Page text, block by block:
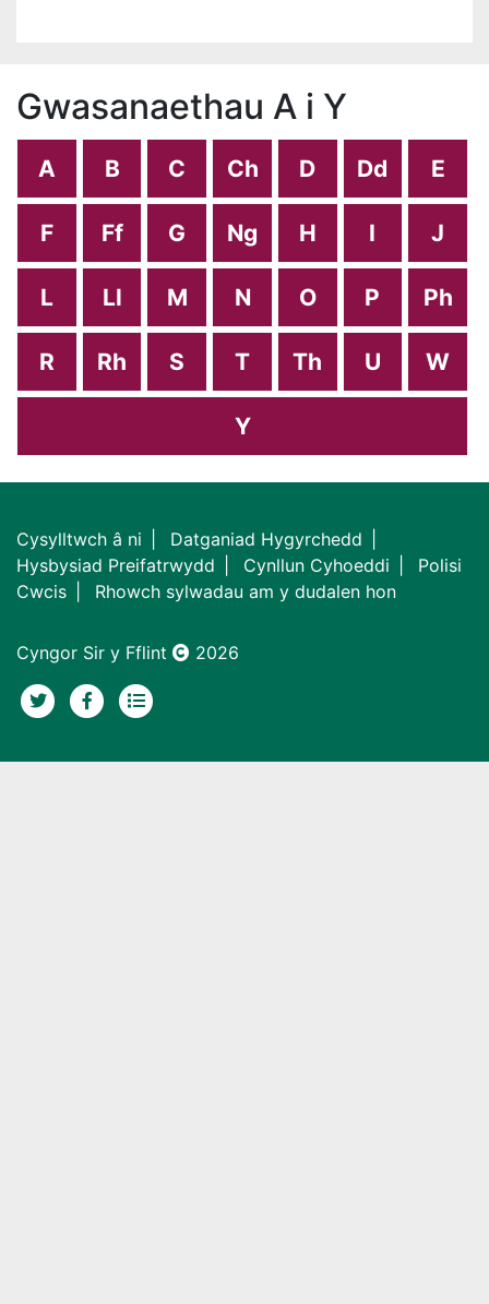
Gwasanaethau A i Y
A B C Ch D Dd E
F Ff G Ng H I J
L Ll M N O P Ph
R Rh S T Th U W
Y
Cysylltwch â ni
Datganiad Hygyrchedd
Hysbysiad Preifatrwydd
Cynllun Cyhoeddi
Polisi
Cwcis
Rhowch sylwadau am y dudalen hon
Cyngor Sir y Fflint 2026